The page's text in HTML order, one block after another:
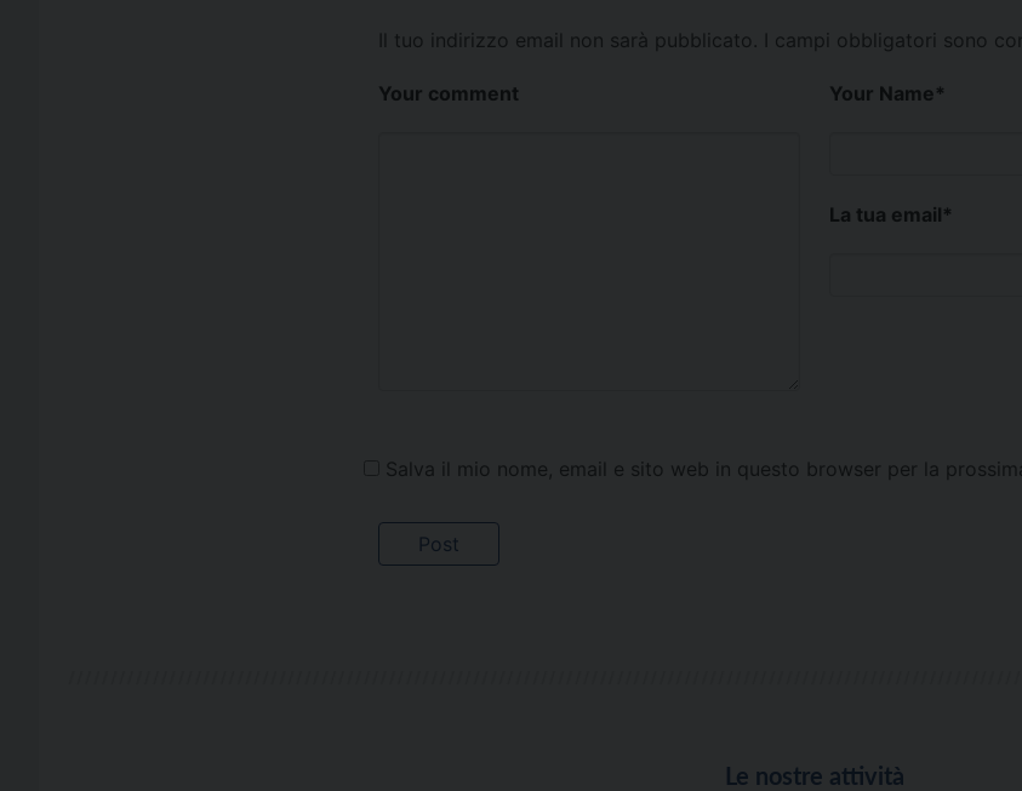
Il tuo indirizzo email non sarà pubblicato. I campi obbligatori sono
Your comment Your Name*
La tua email*
Salva il mio nome, email e sito web in questo browser per la
Le nostre attività